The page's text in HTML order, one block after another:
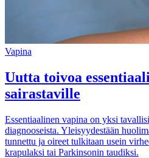
Vapina
Uutta toivoa
sairastaville
Essentiaalinen vapina on yksi
diagnooseista. Yleisyydestään
tunnettu ja oireet tulkitaan usein
krapulaksi tai Parkinsonin taudiksi.